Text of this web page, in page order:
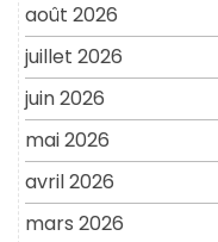
août 2026
juillet 2026
juin 2026
mai 2026
avril 2026
mars 2026